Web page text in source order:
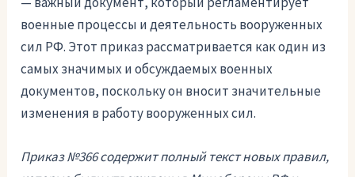
военные процессы и деятельность вооруженных
сил РФ. Этот приказ рассматривается как один из
самых значимых и обсуждаемых военных
документов, поскольку он вносит значительные
изменения в работу вооруженных сил.
Приказ №366 содержит полный текст новых правил,